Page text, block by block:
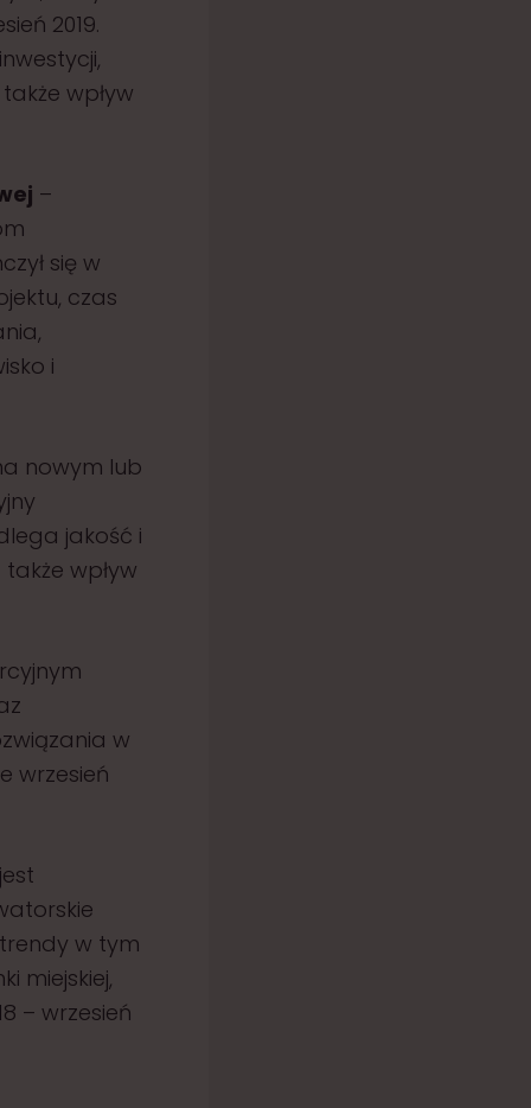
2019.
wpływ
–
się w
czas
i
nowym lub
jakość i
wpływ
w
wrzesień
w tym
miejskiej,
– wrzesień